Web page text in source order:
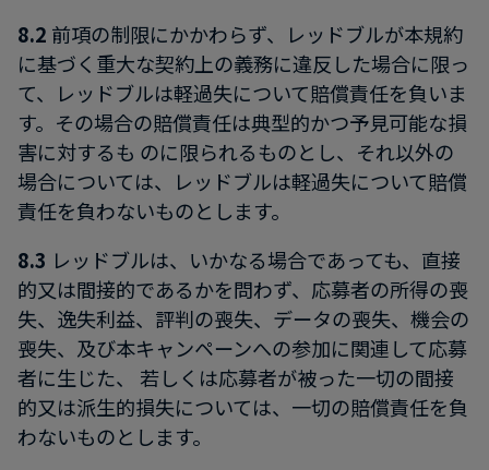
8.2 前項の制限にかかわらず、レッドブルが本規約
に基づく重大な契約上の義務に違反した場合に限っ
て、レッドブルは軽過失について賠償責任を負いま
す。その場合の賠償責任は典型的かつ予見可能な損
害に対するも のに限られるものとし、それ以外の
場合については、レッドブルは軽過失について賠償
責任を負わないものとします。
8.3 レッドブルは、いかなる場合であっても、直接
的又は間接的であるかを問わず、応募者の所得の喪
失、逸失利益、評判の喪失、データの喪失、機会の
喪失、及び本キャンペーンへの参加に関連して応募
者に生じた、 若しくは応募者が被った一切の間接
的又は派生的損失については、一切の賠償責任を負
わないものとします。